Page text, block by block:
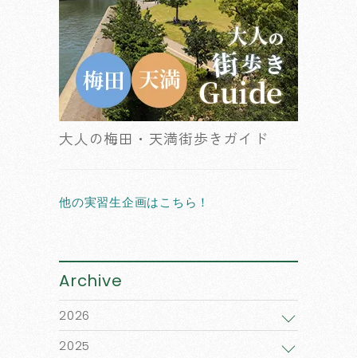
大人の梅田・天満街歩きガイド
他の実習生企画はこちら！
Archive
2026
2025